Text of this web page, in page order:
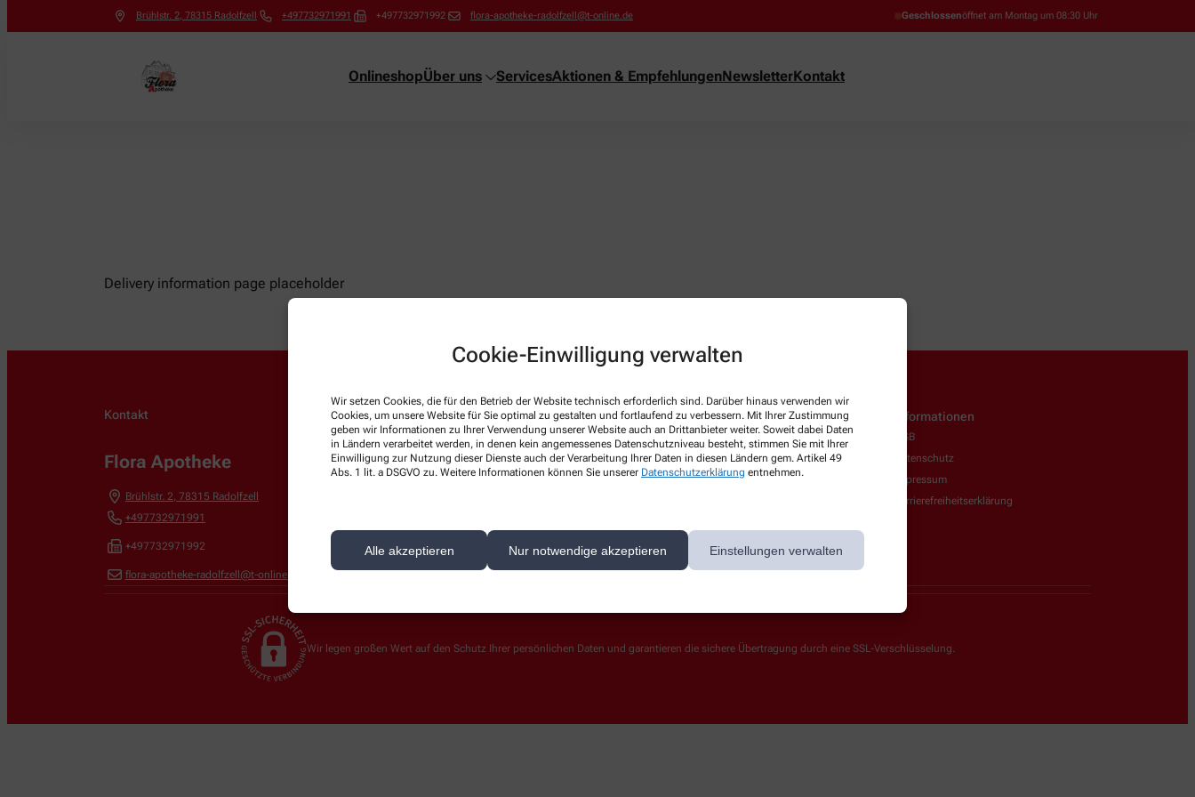
Cookie-Einwilligung verwalten
Wir setzen Cookies, die für den Betrieb der Website technisch erforderlich sind. Darüber hinaus verwenden wir
Cookies, um unsere Website für Sie optimal zu gestalten und fortlaufend zu verbessern. Mit Ihrer Zustimmung
geben wir Informationen zu Ihrer Verwendung unserer Website auch an Drittanbieter weiter. Soweit dabei Daten
in Ländern verarbeitet werden, in denen kein angemessenes Datenschutzniveau besteht, stimmen Sie mit Ihrer
Einwilligung zur Nutzung dieser Dienste auch der Verarbeitung Ihrer Daten in diesen Ländern gem. Artikel 49
Abs. 1 lit. a DSGVO zu. Weitere Informationen können Sie unserer Datenschutzerklärung entnehmen.
Alle akzeptieren Nur notwendige akzeptieren Einstellungen verwalten
Brühlstr. 2, 78315 Radolfzell +497732971991 +497732971992 flora-apotheke-radolfzell@t-online.de Geschlossenöffnet am Montag um 08:30 Uhr
OnlineshopÜber uns ServicesAktionen & EmpfehlungenNewsletterKontakt
Delivery information page placeholder
Kontakt
Flora Apotheke
Brühlstr. 2, 78315 Radolfzell
+497732971991
+497732971992
flora-apotheke-radolfzell@t-online.de
Über uns
Unser Lieferservice
Leistungen
Lieferoptionen
Services Informationen
AGB
Datenschutz
Impressum
Barrierefreiheitserklärung
Wir legen großen Wert auf den Schutz Ihrer persönlichen Daten und garantieren die sichere Übertragung durch eine SSL-Verschlüsselung.